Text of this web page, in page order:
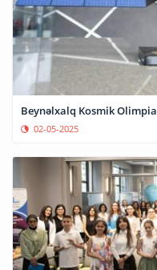
Beynəlxalq Kosmik
02-05-2025